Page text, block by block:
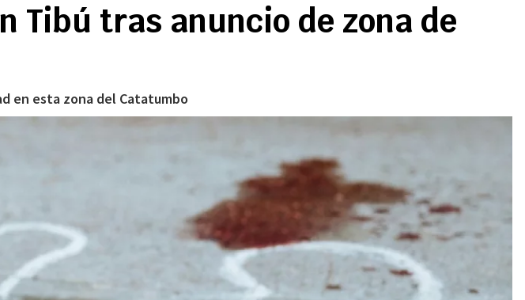
Tibú tras anuncio de zona de
en esta zona del Catatumbo